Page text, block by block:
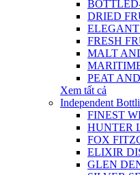
DRIED
FRESH
MALT
PEAT
Xem tất cả
Independent
FINEST
HUNTER
FOX
ELIXIR
GLEN